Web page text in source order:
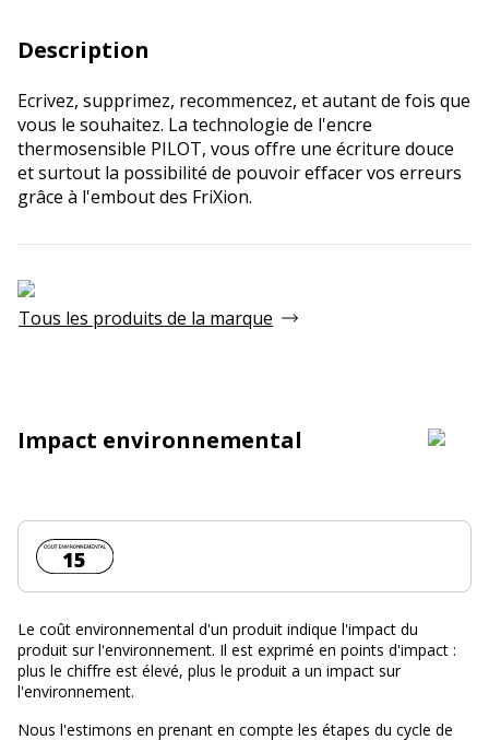
Description
Ecrivez, supprimez, recommencez, et autant de fois que
vous le souhaitez. La technologie de l'encre
thermosensible PILOT, vous offre une écriture douce
et surtout la possibilité de pouvoir effacer vos erreurs
grâce à l'embout des FriXion.
Tous les produits de la marque
Impact environnemental
Coût environnemental :
15
Le coût environnemental d'un produit indique l'impact du
produit sur l'environnement. Il est exprimé en points d'impact :
plus le chiffre est élevé, plus le produit a un impact sur
l'environnement.
Nous l'estimons en prenant en compte les étapes du cycle de